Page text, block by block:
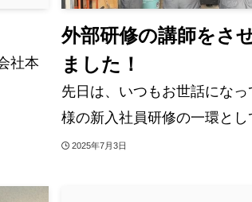
社本
外部研修の講師をさ
ました！
先日は、いつもお世話にな
様の新入社員研修の一環とし
2025年7月3日